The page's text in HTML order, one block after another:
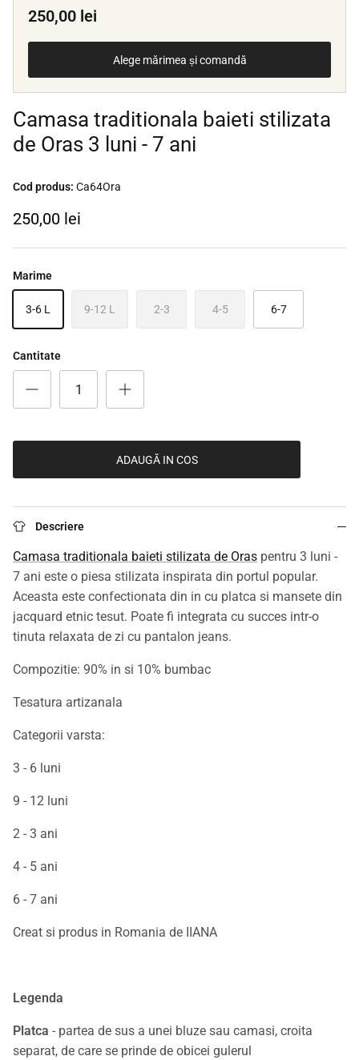
250,00 lei
Alege mărimea și comandă
Camasa traditionala baieti stilizata
de Oras 3 luni - 7 ani
Cod produs: Ca64Ora
250,00 lei
Marime
3-6 L 9-12 L 2-3 4-5 6-7
Cantitate
ADAUGĂ IN COS
Descriere
Camasa traditionala baieti stilizata de Oras pentru 3 luni -
7 ani este o piesa stilizata inspirata din portul popular.
Aceasta este confectionata din in cu platca si mansete din
jacquard etnic tesut. Poate fi integrata cu succes intr-o
tinuta relaxata de zi cu pantalon jeans.
Compozitie: 90% in si 10% bumbac
Tesatura artizanala
Categorii varsta:
3 - 6 luni
9 - 12 luni
2 - 3 ani
4 - 5 ani
6 - 7 ani
Creat si produs in Romania de IIANA
Legenda
Platca - partea de sus a unei bluze sau camasi, croita
separat, de care se prinde de obicei gulerul